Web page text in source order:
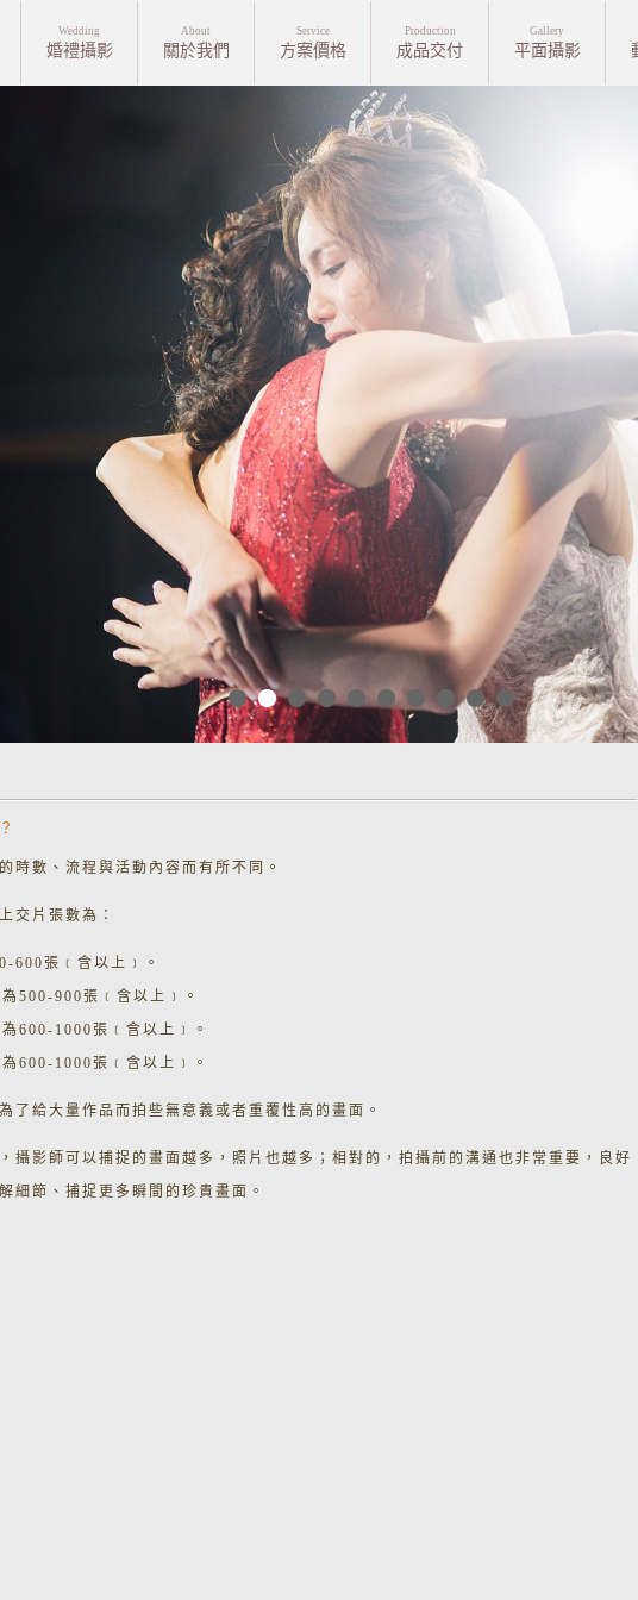
Wedding
婚禮攝影
About
關於我們
Service
方案價格
Production
成品交付
Gallery
平面攝影
時數、流程與活動內容而有所不同。
交片張數為：
600張﹝含以上﹞。
500-900張﹝含以上﹞。
600-1000張﹝含以上﹞。
600-1000張﹝含以上﹞。
了給大量作品而拍些無意義或者重覆性高的畫面。
攝影師可以捕捉的畫面越多，照片也越多；相對的，拍攝前的溝通也非常重要，良好
細節、捕捉更多瞬間的珍貴畫面。